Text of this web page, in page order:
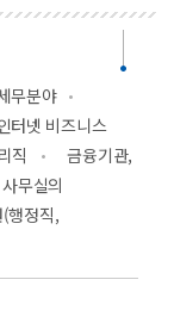
무분야
터넷 비즈니스
직
금융기관,
무실의
행정직,